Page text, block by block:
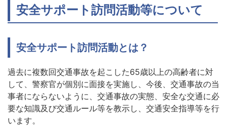
安全サポート訪問活動等について
安全サポート訪問活動とは？
過去に複数回交通事故を起こした65歳以上の高齢者に対
して、警察官が個別に面接を実施し、今後、交通事故の当
事者にならないように、交通事故の実態、安全な交通に必
要な知識及び交通ルール等を教示し、交通安全指導等を行
います。